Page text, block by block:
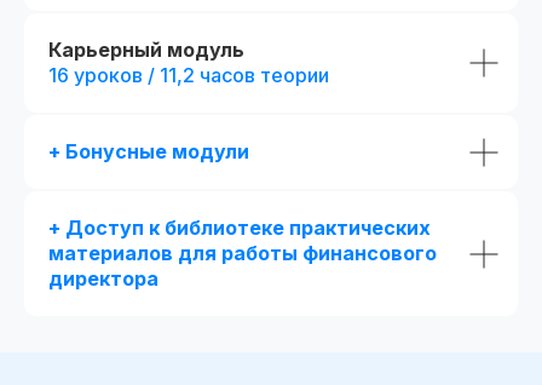
Карьерный модуль
16 уроков / 11,2 часов теории
+ Бонусные модули
+ Доступ к библиотеке практических
материалов для работы финансового
директора